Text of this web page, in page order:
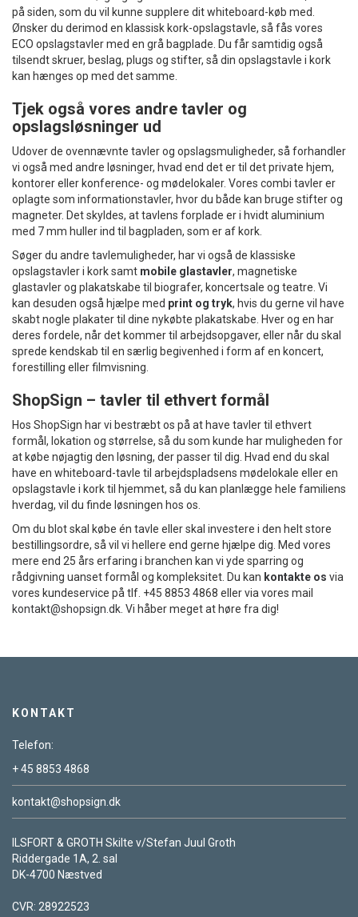
på siden, som du vil kunne supplere dit whiteboard-køb med.
Ønsker du derimod en klassisk kork-opslagstavle, så fås vores
ECO opslagstavler med en grå bagplade. Du får samtidig også
tilsendt skruer, beslag, plugs og stifter, så din opslagstavle i kork
kan hænges op med det samme.
Tjek også vores andre tavler og
opslagsløsninger ud
Udover de ovennævnte tavler og opslagsmuligheder, så forhandler
vi også med andre løsninger, hvad end det er til det private hjem,
kontorer eller konference- og mødelokaler. Vores combi tavler er
oplagte som informationstavler, hvor du både kan bruge stifter og
magneter. Det skyldes, at tavlens forplade er i hvidt aluminium
med 7 mm huller ind til bagpladen, som er af kork.
Søger du andre tavlemuligheder, har vi også de klassiske
opslagstavler i kork samt mobile glastavler, magnetiske
glastavler og plakatskabe til biografer, koncertsale og teatre. Vi
kan desuden også hjælpe med print og tryk, hvis du gerne vil have
skabt nogle plakater til dine nykøbte plakatskabe. Hver og en har
deres fordele, når det kommer til arbejdsopgaver, eller når du skal
sprede kendskab til en særlig begivenhed i form af en koncert,
forestilling eller filmvisning.
ShopSign – tavler til ethvert formål
Hos ShopSign har vi bestræbt os på at have tavler til ethvert
formål, lokation og størrelse, så du som kunde har muligheden for
at købe nøjagtig den løsning, der passer til dig. Hvad end du skal
have en whiteboard-tavle til arbejdspladsens mødelokale eller en
opslagstavle i kork til hjemmet, så du kan planlægge hele familiens
hverdag, vil du finde løsningen hos os.
Om du blot skal købe én tavle eller skal investere i den helt store
bestillingsordre, så vil vi hellere end gerne hjælpe dig. Med vores
mere end 25 års erfaring i branchen kan vi yde sparring og
rådgivning uanset formål og kompleksitet. Du kan kontakte os via
vores kundeservice på tlf. +45 8853 4868 eller via vores mail
kontakt@shopsign.dk . Vi håber meget at høre fra dig!
KONTAKT
Telefon:
+ 45 8853 4868
kontakt@shopsign.dk
ILSFORT & GROTH Skilte v/Stefan Juul Groth
Riddergade 1A, 2. sal
DK-4700 Næstved
CVR: 28922523